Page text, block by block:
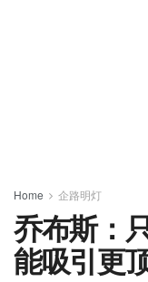
Home 企路明灯
乔布斯：
能吸引更